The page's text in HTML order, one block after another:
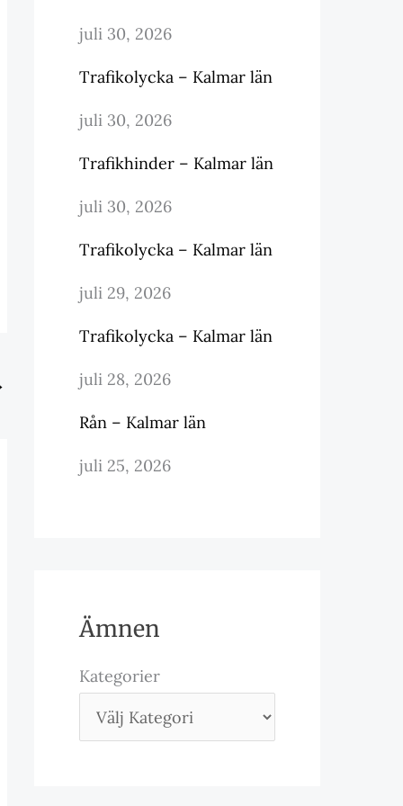
juli 30, 2026
Trafikolycka – Kalmar län
juli 30, 2026
Trafikhinder – Kalmar län
juli 30, 2026
Trafikolycka – Kalmar län
juli 29, 2026
Trafikolycka – Kalmar län
juli 28, 2026
Rån – Kalmar län
juli 25, 2026
Ämnen
Kategorier